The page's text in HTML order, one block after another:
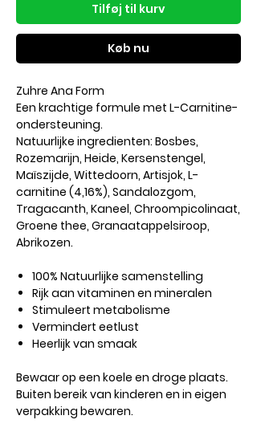
Tilføj til kurv
Køb nu
Zuhre Ana Form
Een krachtige formule met L-Carnitine-
ondersteuning.
Natuurlijke ingredienten: Bosbes,
Rozemarijn, Heide, Kersenstengel,
Maïszijde, Wittedoorn, Artisjok, L-
carnitine (4,16%), Sandalozgom,
Tragacanth, Kaneel, Chroompicolinaat,
Groene thee, Granaatappelsiroop,
Abrikozen.
100% Natuurlijke samenstelling
Rijk aan vitaminen en mineralen
Stimuleert metabolisme
Vermindert eetlust
Heerlijk van smaak
Bewaar op een koele en droge plaats.
Buiten bereik van kinderen en in eigen
verpakking bewaren.